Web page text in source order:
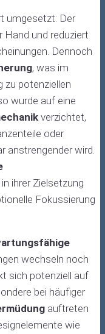
umgesetzt: Der
und reduziert
Dennoch
, was im
zu potenziellen
wurde auf eine
verzichtet,
oder
anstrengender wird.
ihrer Zielsetzung
Fokussierung
wechseln noch
sich potenziell auf
bei häufiger
auftreten
wie